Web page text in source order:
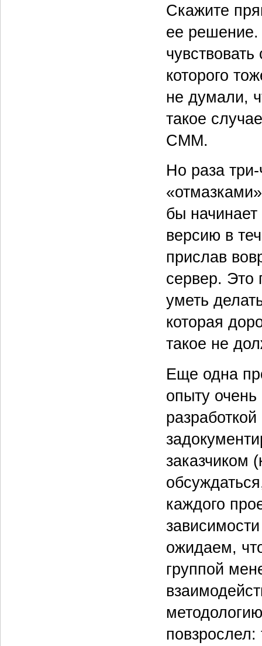
Скажите
ее решение.
которого
не думали,
такое
CMM.
Но раза
бы начинает
версию в
прислав
сервер.
уметь
которая
такое не
Еще одна
опыту
заказчиком
каждого
ожидаем,
группой